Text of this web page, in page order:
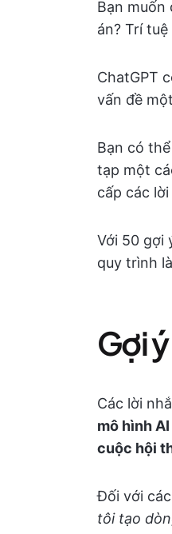
Bạn muốn
án? Trí
ChatGPT
vấn đề
Bạn có
tạp một
cấp các
Với 50 gợi
quy trình
Gợi
Các lời
mô hình AI
cuộc hội
Đối với
tôi tạo